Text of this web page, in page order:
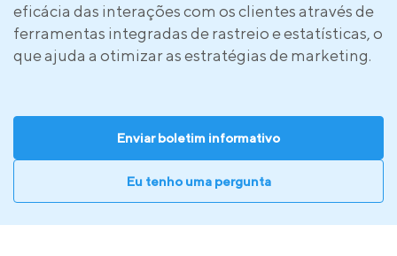
eficácia das interações com os clientes através de
ferramentas integradas de rastreio e estatísticas, o
que ajuda a otimizar as estratégias de marketing.
Enviar boletim informativo
Eu tenho uma pergunta